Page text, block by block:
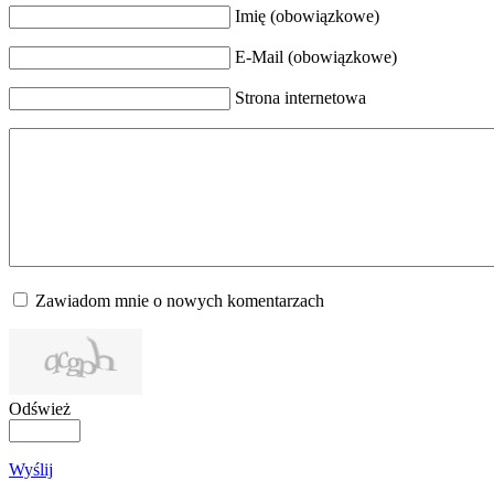
Imię (obowiązkowe)
E-Mail (obowiązkowe)
Strona internetowa
Zawiadom mnie o nowych komentarzach
Odśwież
Wyślij